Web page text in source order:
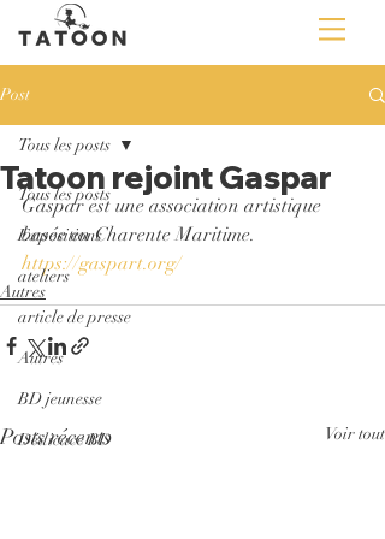
Post
Tous les posts
Expositions
ateliers
article de presse
Autres
BD jeunesse
Dédicace BD
Tous les posts
Tatoon rejoint Gaspar
Gaspar est une association artistique
basée en Charente Maritime.
https://gaspart.org/
Autres
Posts récents Voir tout